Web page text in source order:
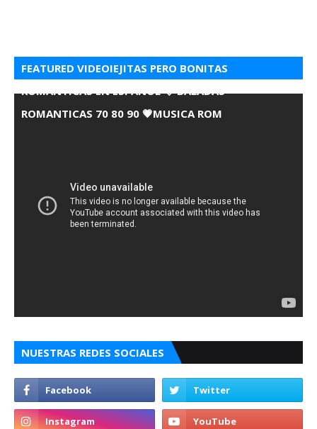
FEATURED VIDEOIEJITAS PERO BONITAS
ROMANTICAS EN ESPANOL 💘 BALADAS
ROMANTICAS 70 80 90 💗MUSICA ROM
NUESTRAS REDES SOCIALES